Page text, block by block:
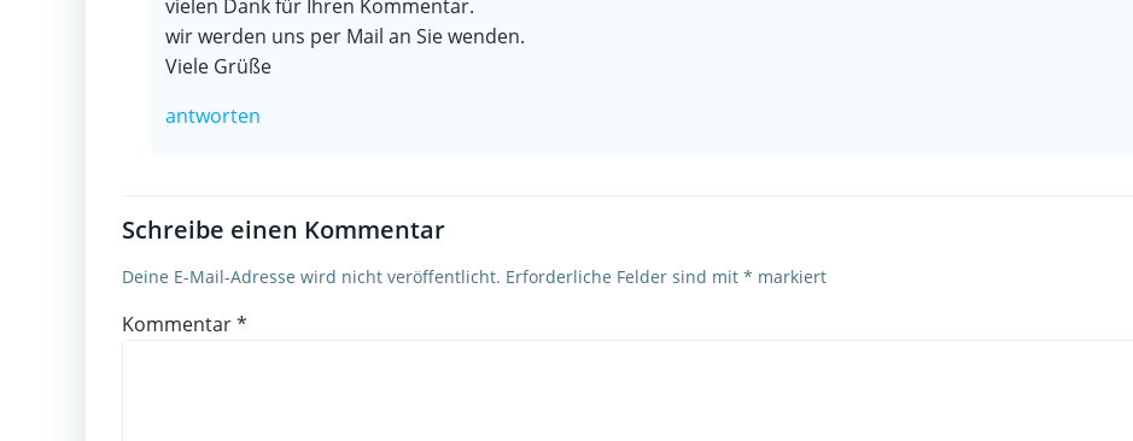
vielen Dank für Ihren Kommentar.
wir werden uns per Mail an Sie wenden.
Viele Grüße
antworten
Schreibe einen Kommentar
Deine E-Mail-Adresse wird nicht veröffentlicht. Erforderliche Felder sind mit * markiert
Kommentar*